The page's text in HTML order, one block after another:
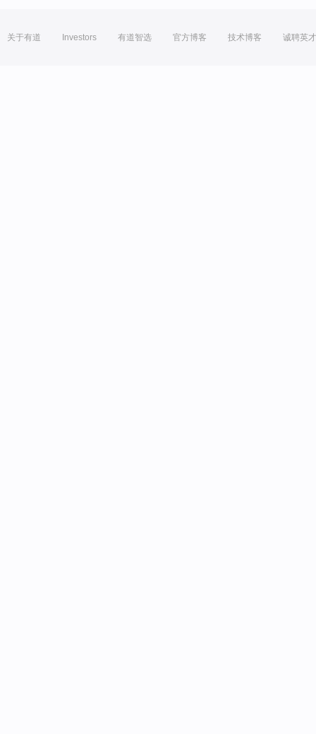
关于有道 Investors 有道智选 官方博客 技术博客 诚聘英才